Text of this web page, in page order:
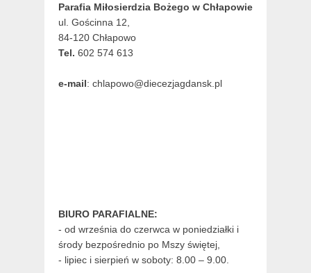
Parafia Miłosierdzia Bożego w Chłapowie
ul. Gościnna 12,
84-120 Chłapowo
Tel. 602 574 613
e-mail: chlapowo@diecezjagdansk.pl
BIURO PARAFIALNE:
- od września do czerwca w poniedziałki i
środy bezpośrednio po Mszy świętej,
- lipiec i sierpień w soboty: 8.00 – 9.00.